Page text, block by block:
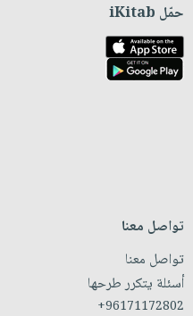
حمّل iKitab
تواصل معنا
تواصل معنا
أسئلة يتكرر طرحها
+96171172802